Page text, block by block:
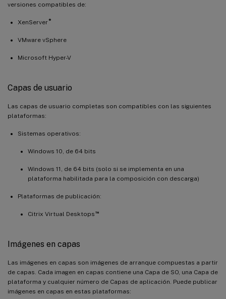
versiones compatibles de:
XenServer ®
VMware vSphere
Microsoft Hyper-V
Capas de usuario
Las capas de usuario completas son compatibles con las siguientes
plataformas:
Sistemas operativos:
Windows 10, de 64 bits
Windows 11, de 64 bits (solo si se implementa en una
plataforma habilitada para la composición con descarga)
Plataformas de publicación:
Citrix Virtual Desktops ™
Imágenes en capas
Las imágenes en capas son imágenes de arranque compuestas a partir
de capas. Cada imagen en capas contiene una Capa de SO, una Capa de
plataforma y cualquier número de Capas de aplicación. Puede publicar
imágenes en capas en estas plataformas: